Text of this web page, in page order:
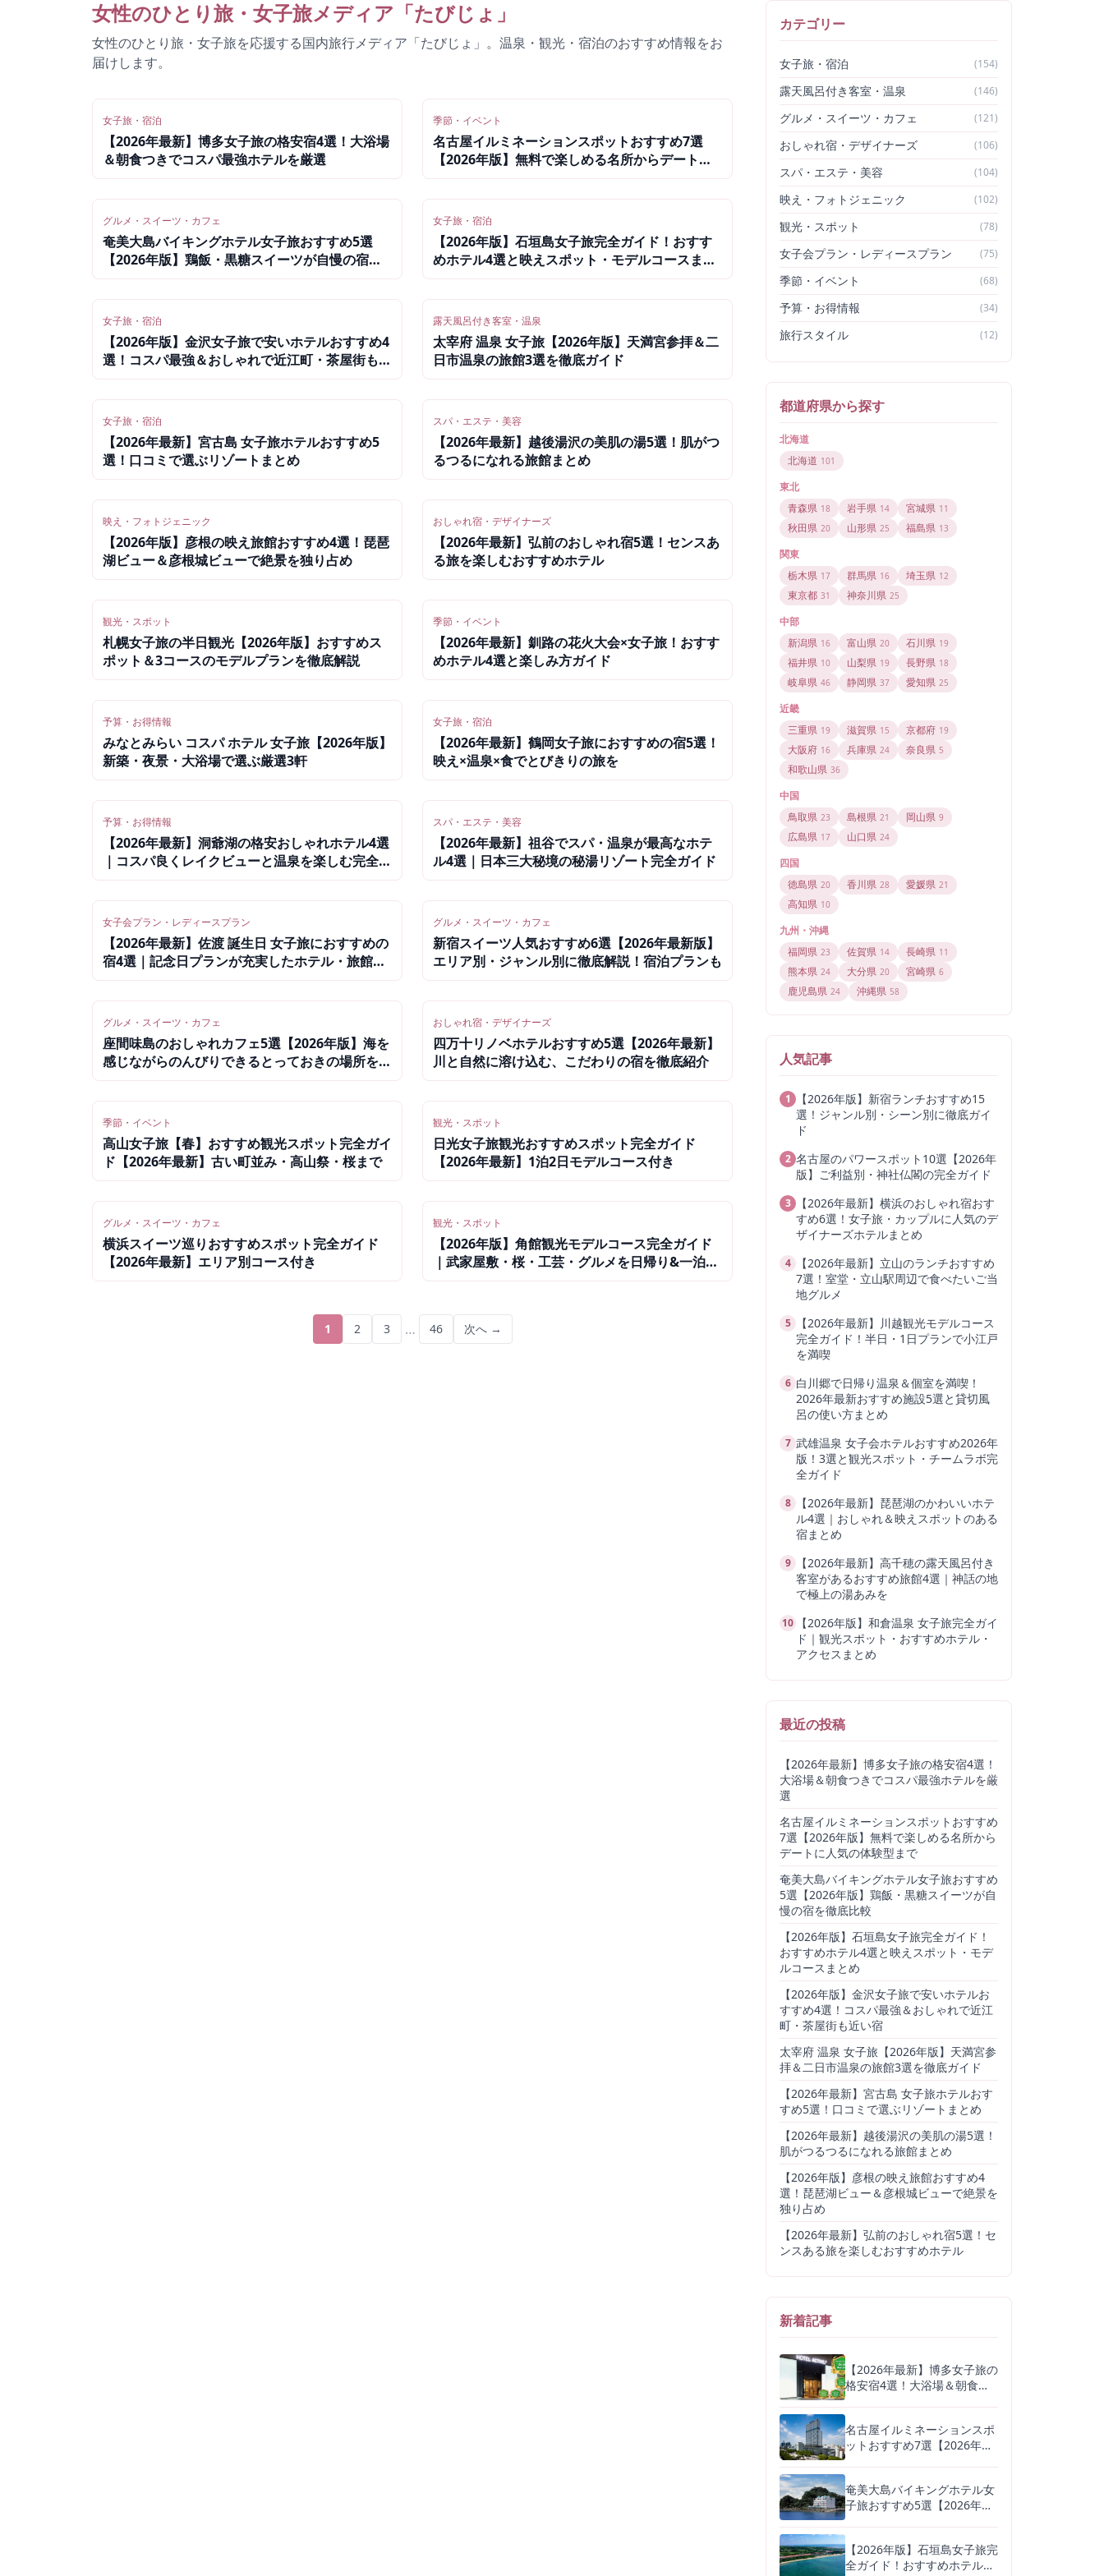
女性のひとり旅・女子旅メディア「たびじょ 」
女性のひとり旅・女子旅を応援する国内旅行メディア「たびじょ」。温泉・観光・宿泊のおすすめ情報をお
届けします。
女子旅・宿泊
【2026年最新】博多女子旅の格安宿4選！大浴場
＆朝食つきでコスパ最強ホテルを厳選
季節・イベント
名古屋イルミネーションスポットおすすめ7選
【2026年版】無料で楽しめる名所からデートに
人気の体験型まで
グルメ・スイーツ・カフェ
奄美大島バイキングホテル女子旅おすすめ5選
【2026年版】鶏飯・黒糖スイーツが自慢の宿を
徹底比較
女子旅・宿泊
【2026年版】石垣島女子旅完全ガイド！おすす
めホテル4選と映えスポット・モデルコースまと
め
女子旅・宿泊
【2026年版】金沢女子旅で安いホテルおすすめ4
選！コスパ最強＆おしゃれで近江町・茶屋街も近
い宿
露天風呂付き客室・温泉
太宰府 温泉 女子旅【2026年版】天満宮参拝＆二
日市温泉の旅館3選を徹底ガイド
女子旅・宿泊
【2026年最新】宮古島 女子旅ホテルおすすめ5
選！口コミで選ぶリゾートまとめ
スパ・エステ・美容
【2026年最新】越後湯沢の美肌の湯5選！肌がつ
るつるになれる旅館まとめ
映え・フォトジェニック
【2026年版】彦根の映え旅館おすすめ4選！琵琶
湖ビュー＆彦根城ビューで絶景を独り占め
おしゃれ宿・デザイナーズ
【2026年最新】弘前のおしゃれ宿5選！センスあ
る旅を楽しむおすすめホテル
観光・スポット
札幌女子旅の半日観光【2026年版】おすすめス
ポット＆3コースのモデルプランを徹底解説
季節・イベント
【2026年最新】釧路の花火大会×女子旅！おすす
めホテル4選と楽しみ方ガイド
予算・お得情報
みなとみらい コスパ ホテル 女子旅【2026年版】
新築・夜景・大浴場で選ぶ厳選3軒
女子旅・宿泊
【2026年最新】鶴岡女子旅におすすめの宿5選！
映え×温泉×食でとびきりの旅を
予算・お得情報
【2026年最新】洞爺湖の格安おしゃれホテル4選
｜コスパ良くレイクビューと温泉を楽しむ完全ガ
イド
スパ・エステ・美容
【2026年最新】祖谷でスパ・温泉が最高なホテ
ル4選｜日本三大秘境の秘湯リゾート完全ガイド
女子会プラン・レディースプラン
【2026年最新】佐渡 誕生日 女子旅におすすめの
宿4選｜記念日プランが充実したホテル・旅館完
全ガイド
グルメ・スイーツ・カフェ
新宿スイーツ人気おすすめ6選【2026年最新版】
エリア別・ジャンル別に徹底解説！宿泊プランも
グルメ・スイーツ・カフェ
座間味島のおしゃれカフェ5選【2026年版】海を
感じながらのんびりできるとっておきの場所を紹
介
おしゃれ宿・デザイナーズ
四万十リノベホテルおすすめ5選【2026年最新】
川と自然に溶け込む、こだわりの宿を徹底紹介
季節・イベント
高山女子旅【春】おすすめ観光スポット完全ガイ
ド【2026年最新】古い町並み・高山祭・桜まで
観光・スポット
日光女子旅観光おすすめスポット完全ガイド
【2026年最新】1泊2日モデルコース付き
グルメ・スイーツ・カフェ
横浜スイーツ巡りおすすめスポット完全ガイド
【2026年最新】エリア別コース付き
観光・スポット
【2026年版】角館観光モデルコース完全ガイド
｜武家屋敷・桜・工芸・グルメを日帰り&一泊二
日で満喫
1 2 3 … 46 次へ →
カテゴリー
女子旅・宿泊 (154)
露天風呂付き客室・温泉 (146)
グルメ・スイーツ・カフェ (121)
おしゃれ宿・デザイナーズ (106)
スパ・エステ・美容 (104)
映え・フォトジェニック (102)
観光・スポット (78)
女子会プラン・レディースプラン (75)
季節・イベント (68)
予算・お得情報 (34)
旅行スタイル (12)
都道府県から探す
北海道
北海道 101
東北
青森県 18 岩手県 14 宮城県 11
秋田県 20 山形県 25 福島県 13
関東
栃木県 17 群馬県 16 埼玉県 12
東京都 31 神奈川県 25
中部
新潟県 16 富山県 20 石川県 19
福井県 10 山梨県 19 長野県 18
岐阜県 46 静岡県 37 愛知県 25
近畿
三重県 19 滋賀県 15 京都府 19
大阪府 16 兵庫県 24 奈良県 5
和歌山県 36
中国
鳥取県 23 島根県 21 岡山県 9
広島県 17 山口県 24
四国
徳島県 20 香川県 28 愛媛県 21
高知県 10
九州・沖縄
福岡県 23 佐賀県 14 長崎県 11
熊本県 24 大分県 20 宮崎県 6
鹿児島県 24 沖縄県 58
人気記事
1
【2026年版】新宿ランチおすすめ15
選！ジャンル別・シーン別に徹底ガイ
ド
2 名古屋のパワースポット10選【2026年
版】ご利益別・神社仏閣の完全ガイド
3
【2026年最新】横浜のおしゃれ宿おす
すめ6選！女子旅・カップルに人気のデ
ザイナーズホテルまとめ
4
【2026年最新】立山のランチおすすめ
7選！室堂・立山駅周辺で食べたいご当
地グルメ
5
【2026年最新】川越観光モデルコース
完全ガイド！半日・1日プランで小江戸
を満喫
6 白川郷で日帰り温泉＆個室を満喫！
2026年最新おすすめ施設5選と貸切風
呂の使い方まとめ
7 武雄温泉 女子会ホテルおすすめ2026年
版！3選と観光スポット・チームラボ完
全ガイド
8
【2026年最新】琵琶湖のかわいいホテ
ル4選｜おしゃれ＆映えスポットのある
宿まとめ
9
【2026年最新】高千穂の露天風呂付き
客室があるおすすめ旅館4選｜神話の地
で極上の湯あみを
10
【2026年版】和倉温泉 女子旅完全ガイ
ド｜観光スポット・おすすめホテル・
アクセスまとめ
最近の投稿
【2026年最新】博多女子旅の格安宿4選！
大浴場＆朝食つきでコスパ最強ホテルを厳
選
名古屋イルミネーションスポットおすすめ
7選【2026年版】無料で楽しめる名所から
デートに人気の体験型まで
奄美大島バイキングホテル女子旅おすすめ
5選【2026年版】鶏飯・黒糖スイーツが自
慢の宿を徹底比較
【2026年版】石垣島女子旅完全ガイド！
おすすめホテル4選と映えスポット・モデ
ルコースまとめ
【2026年版】金沢女子旅で安いホテルお
すすめ4選！コスパ最強＆おしゃれで近江
町・茶屋街も近い宿
太宰府 温泉 女子旅【2026年版】天満宮参
拝＆二日市温泉の旅館3選を徹底ガイド
【2026年最新】宮古島 女子旅ホテルおす
すめ5選！口コミで選ぶリゾートまとめ
【2026年最新】越後湯沢の美肌の湯5選！
肌がつるつるになれる旅館まとめ
【2026年版】彦根の映え旅館おすすめ4
選！琵琶湖ビュー＆彦根城ビューで絶景を
独り占め
【2026年最新】弘前のおしゃれ宿5選！セ
ンスある旅を楽しむおすすめホテル
新着記事
【2026年最新】博多女子旅の
格安宿4選！大浴場＆朝食つ
名古屋イルミネーションスポ
ットおすすめ7選【2026年
奄美大島バイキングホテル女
子旅おすすめ5選【2026年
【2026年版】石垣島女子旅完
全ガイド！おすすめホテル4